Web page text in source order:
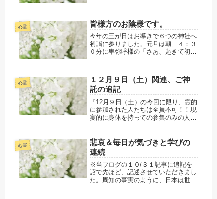
の光こそ、あなたのなかに流れる創造
力であると知りなさい。この光こそ、
す...
心霊 皆様方のお陰様です。
今年の三が日はお導きで６つの神社へ
初詣に参りました。元旦は朝、４：３
０分に卑弥呼様の「さあ、起きて初詣
社である白髭神社へ。そして、川匂神
社。この２つの神社では熊本・幣立神
宮...
心霊
１２月９日（土）関連、ご神
託の追記
『12月９日（土）の今回に限り、霊的
に参加された人たちは全員不可！！現
実的に身体を持っての参集のみの人た
１２月９日（土）に身体を持って参集
された人たちの意識が活用されま
す。...
心霊
悲哀＆毎日が気づきと学びの
連続
※当ブログの１０/３１記事に追記を
詔で先ほど、記述させていただきまし
た。周知の事実のように、日本は世界